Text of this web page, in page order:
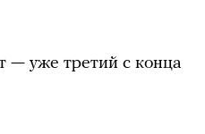
— уже третий с конца